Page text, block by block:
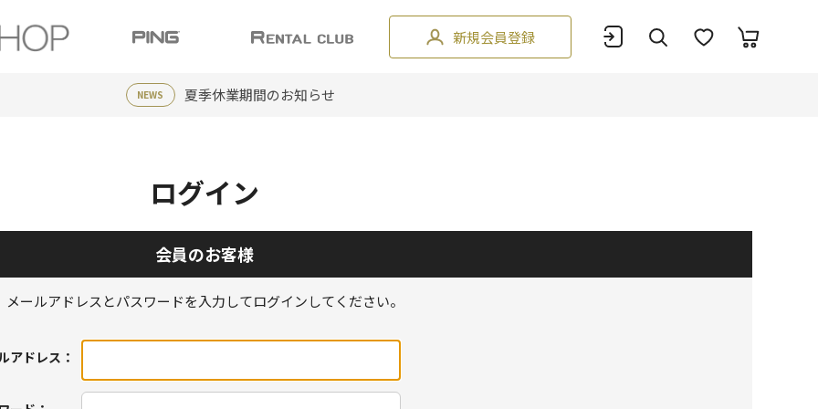
新規会員登録
NEWS 夏季休業期間のお知らせ
ログイン
会員のお客様
メールアドレスとパスワードを入力してログインしてください。
アドレス：